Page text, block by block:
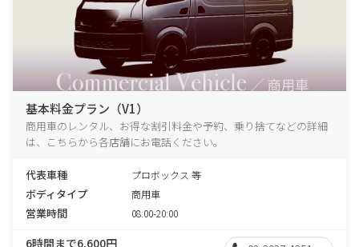
基本料金プラン（V1）
商用車のレンタル、お得な割引料金や予約、乗り捨てなどの詳細
は、こちらから各店舗にお電話ください。
代表車種 プロボックス 等
ボディタイプ 商用車
営業時間 08:00-20:00
6時間まで6,600円